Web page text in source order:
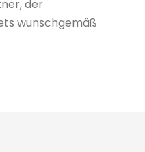
der
wunschgemäß